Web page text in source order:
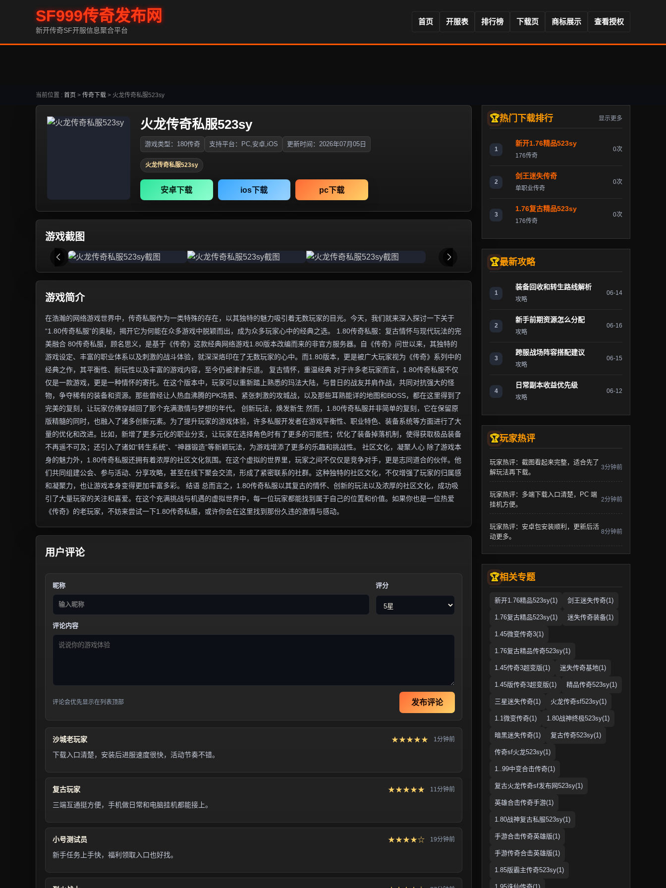
SF999传奇发布网
新开传奇SF开服信息聚合平台
首页 开服表 排行榜 下载页 商标展示 查看授权
当前位置 : 首页 > 传奇下载 > 火龙传奇私服523sy
火龙传奇私服523sy
游戏类型：180传奇 支持平台：PC,安卓,iOS 更新时间：2026年07月05日
火龙传奇私服523sy
安卓下载 ios下载 pc下载
游戏截图
游戏简介
在浩瀚的网络游戏世界中，传奇私服作为一类特殊的存在，以其独特的魅力吸引着无数玩家的目光。今天，我们就来深入探讨一下关于
“1.80传奇私服”的奥秘，揭开它为何能在众多游戏中脱颖而出，成为众多玩家心中的经典之选。 1.80传奇私服：复古情怀与现代玩法的完
美融合 80传奇私服，顾名思义，是基于《传奇》这款经典网络游戏1.80版本改编而来的非官方服务器。自《传奇》问世以来，其独特的
游戏设定、丰富的职业体系以及刺激的战斗体验，就深深烙印在了无数玩家的心中。而1.80版本，更是被广大玩家视为《传奇》系列中的
经典之作，其平衡性、耐玩性以及丰富的游戏内容，至今仍被津津乐道。 复古情怀，重温经典 对于许多老玩家而言，1.80传奇私服不仅
仅是一款游戏，更是一种情怀的寄托。在这个版本中，玩家可以重新踏上熟悉的玛法大陆，与昔日的战友并肩作战，共同对抗强大的怪
物，争夺稀有的装备和资源。那些曾经让人热血沸腾的PK场景、紧张刺激的攻城战，以及那些耳熟能详的地图和BOSS，都在这里得到了
完美的复刻，让玩家仿佛穿越回了那个充满激情与梦想的年代。 创新玩法，焕发新生 然而，1.80传奇私服并非简单的复刻，它在保留原
版精髓的同时，也融入了诸多创新元素。为了提升玩家的游戏体验，许多私服开发者在游戏平衡性、职业特色、装备系统等方面进行了大
量的优化和改进。比如，新增了更多元化的职业分支，让玩家在选择角色时有了更多的可能性；优化了装备掉落机制，使得获取极品装备
不再遥不可及；还引入了诸如“转生系统”、“神器锻造”等新颖玩法，为游戏增添了更多的乐趣和挑战性。 社区文化，凝聚人心 除了游戏本
身的魅力外，1.80传奇私服还拥有着浓厚的社区文化氛围。在这个虚拟的世界里，玩家之间不仅仅是竞争对手，更是志同道合的伙伴。他
们共同组建公会、参与活动、分享攻略，甚至在线下聚会交流，形成了紧密联系的社群。这种独特的社区文化，不仅增强了玩家的归属感
和凝聚力，也让游戏本身变得更加丰富多彩。 结语 总而言之，1.80传奇私服以其复古的情怀、创新的玩法以及浓厚的社区文化，成功吸
引了大量玩家的关注和喜爱。在这个充满挑战与机遇的虚拟世界中，每一位玩家都能找到属于自己的位置和价值。如果你也是一位热爱
《传奇》的老玩家，不妨来尝试一下1.80传奇私服，或许你会在这里找到那份久违的激情与感动。
用户评论
昵称 评分
评论内容
评论会优先显示在列表顶部 发布评论
沙城老玩家 ★★★★★ 1分钟前
下载入口清楚，安装后进服速度很快，活动节奏不错。
复古玩家 ★★★★★ 11分钟前
三端互通挺方便，手机做日常和电脑挂机都能接上。
小号测试员 ★★★★☆ 19分钟前
新手任务上手快，福利领取入口也好找。
热门下载排行 显示更多
1
新开1.76精品523sy
176传奇
0次
2
剑王迷失传奇
单职业传奇
0次
3
1.76复古精品523sy
176传奇
0次
最新攻略
1
装备回收和转生路线解析
攻略
06-14
2
新手前期资源怎么分配
攻略
06-16
3
跨服战场阵容搭配建议
攻略
06-15
4
日常副本收益优先级
攻略
06-12
玩家热评
玩家热评：截图看起来完整，适合先了
解玩法再下载。
3分钟前
玩家热评：多端下载入口清楚，PC 端
挂机方便。
2分钟前
玩家热评：安卓包安装顺利，更新后活
动更多。
8分钟前
相关专题
新开1.76精品523sy(1) 剑王迷失传奇(1)
1.76复古精品523sy(1) 迷失传奇装备(1)
1.45微变传奇3(1)
1.76复古精品传奇523sy(1)
1.45传奇3超变版(1) 迷失传奇基地(1)
1.45版传奇3超变版(1) 精品传奇523sy(1)
三星迷失传奇(1) 火龙传奇sf523sy(1)
1.1微变传奇(1) 1.80战神终极523sy(1)
暗黑迷失传奇(1) 复古传奇523sy(1)
传奇sf火龙523sy(1)
1..99中变合击传奇(1)
复古火龙传奇sf发布网523sy(1)
英雄合击传奇手游(1)
1.80战神复古私服523sy(1)
手游合击传奇英雄版(1)
手游传奇合击英雄版(1)
1.85版霸主传奇523sy(1)